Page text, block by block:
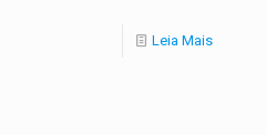
Leia Mais